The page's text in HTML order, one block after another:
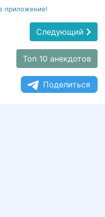
приложение!
Следующий
Топ 10 анекдотов
Поделиться